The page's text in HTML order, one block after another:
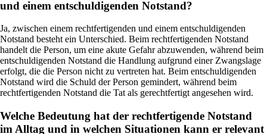
und einem entschuldigenden Notstand?
Ja, zwischen einem rechtfertigenden und einem entschuldigenden
Notstand besteht ein Unterschied. Beim rechtfertigenden Notstand
handelt die Person, um eine akute Gefahr abzuwenden, während beim
entschuldigenden Notstand die Handlung aufgrund einer Zwangslage
erfolgt, die die Person nicht zu vertreten hat. Beim entschuldigenden
Notstand wird die Schuld der Person gemindert, während beim
rechtfertigenden Notstand die Tat als gerechtfertigt angesehen wird.
Welche Bedeutung hat der rechtfertigende Notstand
im Alltag und in welchen Situationen kann er relevant